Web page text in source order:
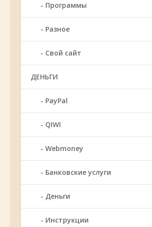
Программы
Разное
Свой сайт
ДЕНЬГИ
PayPal
QIWI
Webmoney
Банковские услуги
Деньги
Инструкции